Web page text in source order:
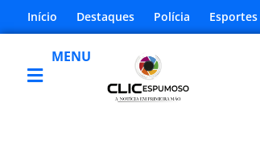
Início Destaques Polícia Esportes
MENU